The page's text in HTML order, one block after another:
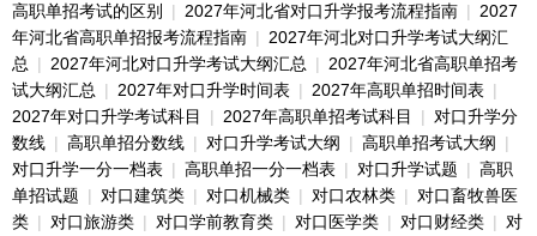
高职单招考试的区别
| 2027年河北省对口升学报考流程指南 | 2027
年河北省高职单招报考流程指南 | 2027年河北对口升学考试大纲汇
总 | 2027年河北对口升学考试大纲汇总 | 2027年河北省高职单招考
试大纲汇总 | 2027年对口升学时间表 | 2027年高职单招时间表 |
2027年对口升学考试科目
| 2027年高职单招考试科目 | 对口升学分
数线 | 高职单招分数线 | 对口升学考试大纲 | 高职单招考试大纲 |
对口升学一分一档表 | 高职单招一分一档表 | 对口升学试题 | 高职
单招试题 | 对口建筑类 | 对口机械类 | 对口农林类 | 对口畜牧兽医
类 | 对口旅游类 | 对口学前教育类 | 对口医学类 | 对口财经类 | 对